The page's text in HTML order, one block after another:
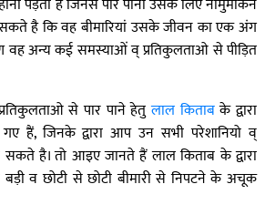
पड़ता है जिनसे पार पाना उसके लिए नामुमकिन
है कि वह बीमारियां उसके जीवन का एक अंग
वह अन्य कई समस्याओं व् प्रतिकुलताओ से पीड़ित
से पार पाने हेतुलाल किताबके द्वारा
हैं, जिनके द्वारा आप उन सभी परेशानियो व्
सकते है। तो आइए जानते हैं लाल किताब के द्वारा
व छोटी से छोटी बीमारी से निपटने के अचूक